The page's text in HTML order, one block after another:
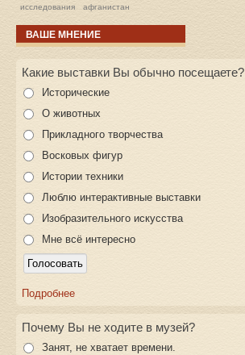
исследования
афганистан
ВАШЕ МНЕНИЕ
Какие выставки Вы обычно посещаете?
Исторические
О животных
Прикладного творчества
Восковых фигур
Истории техники
Люблю интерактивные выставки
Изобразительного искусства
Мне всё интересно
Подробнее
Почему Вы не ходите в музей?
Занят, не хватает времени.